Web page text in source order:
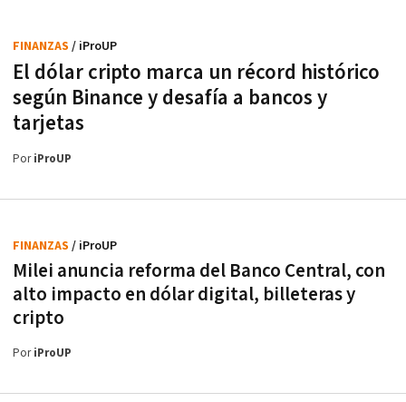
El dólar cripto marca un récord histórico
según Binance y desafía a bancos y
tarjetas
FINANZAS / iProUP
PoriProUP
Milei anuncia reforma del Banco Central, con
alto impacto en dólar digital, billeteras y
cripto
FINANZAS / iProUP
PoriProUP